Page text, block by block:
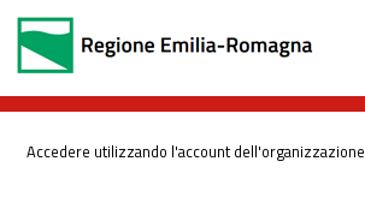
Accedere utilizzando l'account dell'organizzazione